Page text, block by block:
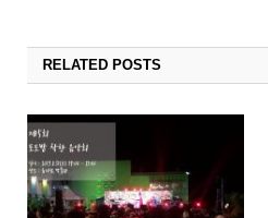
RELATED POSTS